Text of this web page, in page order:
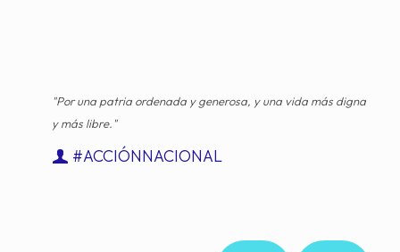
"Por una patria ordenada y generosa, y una vida más digna
y más libre."
#ACCIÓNNACIONAL